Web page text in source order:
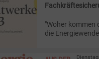
zwei Kilometer
"Woher kommen
die